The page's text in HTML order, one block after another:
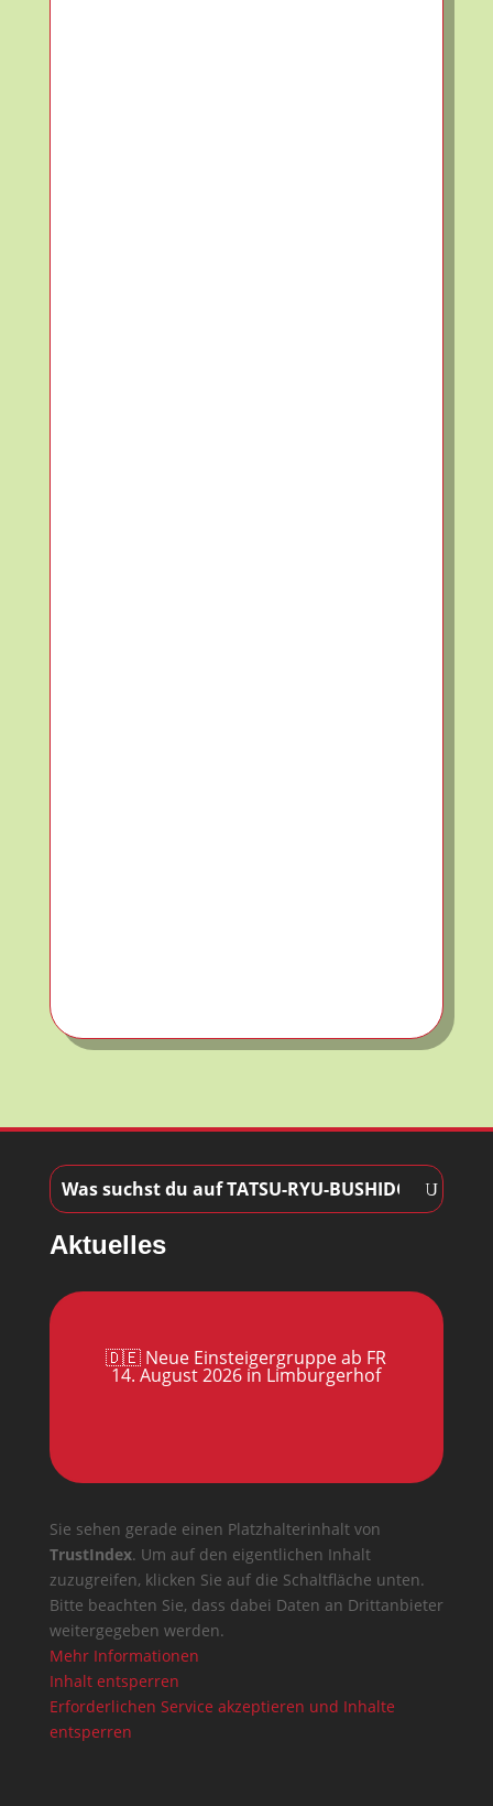
Aktuelles
🇩🇪 Neue Einsteigergruppe ab FR
14. August 2026 in Limburgerhof
Sie sehen gerade einen Platzhalterinhalt von
TrustIndex. Um auf den eigentlichen Inhalt
zuzugreifen, klicken Sie auf die Schaltfläche unten.
Bitte beachten Sie, dass dabei Daten an Drittanbieter
weitergegeben werden.
Mehr Informationen
Inhalt entsperren
Erforderlichen Service akzeptieren und Inhalte
entsperren